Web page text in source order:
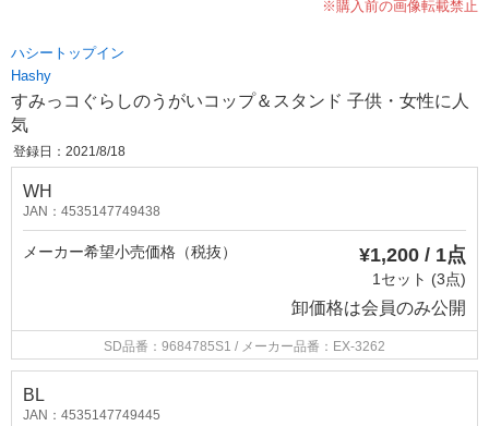
※購入前の画像転載禁止
ハシートップイン
Hashy
すみっコぐらしのうがいコップ＆スタンド 子供・女性に人
気
登録日：2021/8/18
WH
JAN：4535147749438
メーカー希望小売価格（税抜） ¥1,200 / 1点
1セット (3点)
卸価格は会員のみ公開
SD品番：9684785S1 / メーカー品番：EX-3262
BL
JAN：4535147749445